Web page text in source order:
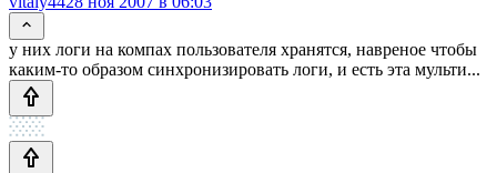
у них логи на компах пользователя хранятся, навреное чтобы
каким-то образом синхронизировать логи, и есть эта мульти...